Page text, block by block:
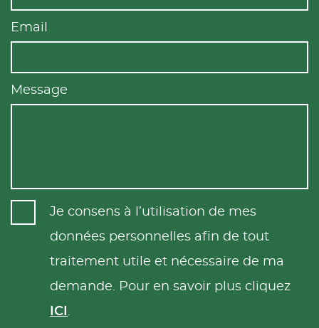
Email
Message
Je consens à l’utilisation de mes
données personnelles afin de tout
traitement utile et nécessaire de ma
demande. Pour en savoir plus cliquez
ICI .